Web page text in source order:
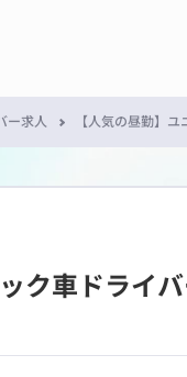
ー求人 【人気の昼勤】
ック車ドライ